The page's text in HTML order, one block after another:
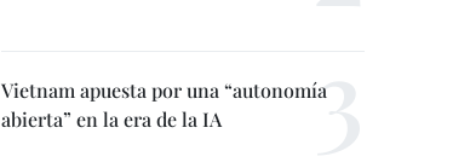
Vietnam apuesta por una “autonomía
abierta” en la era de la IA